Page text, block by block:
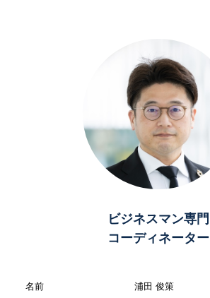
ビジネスマン専門
コーディネーター
名前
浦田 俊策